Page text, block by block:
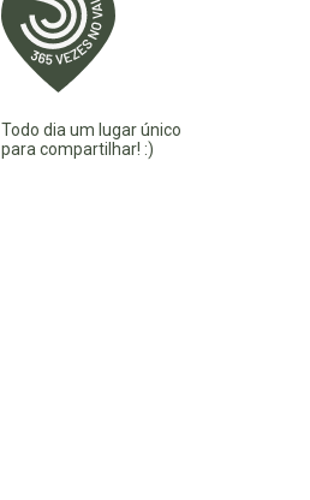
Todo dia um lugar único
para compartilhar! :)